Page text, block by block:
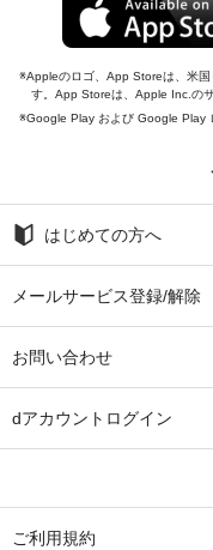
Appleのロゴ、App Storeは、米
す。App Storeは、Apple Inc.の
Google Play および Google Play
はじめての方へ
メールサービス登録/解除
お問い合わせ
dアカウントログイン
ご利用規約